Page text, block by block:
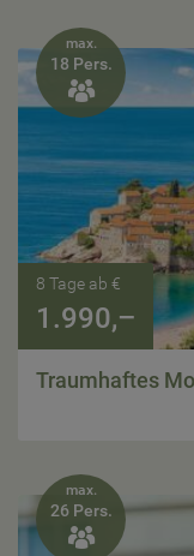
max.
18 Pers.

8 Tage ab €
1.990,–
Traumhaftes
max.
26 Pers.
